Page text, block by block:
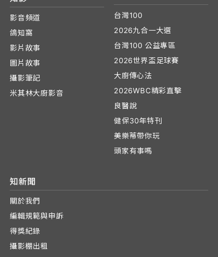
影音頻道
鴿知窩
影片故事
圖片故事
攝影筆記
米其林大廚影音
台灣100
2026九合一大選
台灣100 公益專區
2026世界盃足球賽
大廚傳心法
2026WBC精彩直擊
良醫說
健保30年特刊
美樂蒂帶你玩
頭家有事嗎
知新聞
關於我們
編輯規範與申訴
得獎紀錄
攝影棚出租